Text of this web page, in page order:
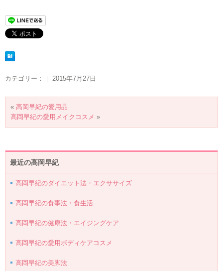
カテゴリー：｜ 2015年7月27日
« 高岡早紀の愛用品
高岡早紀の愛用メイクコスメ »
最近の高岡早紀
高岡早紀のダイエット法・エクササイズ
高岡早紀の食事法・食生活
高岡早紀の健康法・エイジングケア
高岡早紀の愛用ボディケアコスメ
高岡早紀の美脚法